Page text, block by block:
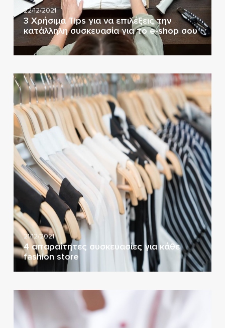
22/12/2021
3 Χρήσιμα Tips για να επιλέξεις την
κατάλληλη συσκευασία για το e-shop σου
21/12/2021
4 απαραίτητες συσκευασίες για κάθε
fashion store